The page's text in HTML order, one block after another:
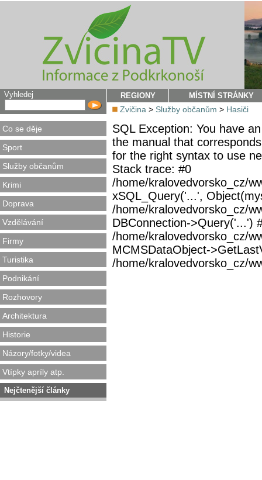
Vyhledej
Co se děje
Sport
Služby občanům
Krimi
Doprava
Vzdělávání
Firmy
Turistika
Podnikání
Rozhovory
Architektura
Historie
Názory/fotky/videa
Vtípky apríly atp.
Nejčtenější články
REGIONY MÍSTNÍ STRÁNKY
Zvičina > Služby občanům > Hasiči
SQL Exception: You have
the manual that
for the right syntax to use
Stack trace: #0
/home/kralovedvorsko_cz/
xSQL_Query('...',
/home/kralovedvorsko_cz/
DBConnection->Query('...')
/home/kralovedvorsko_cz/
MCMSDataObject-
/home/kralovedvorsko_cz/